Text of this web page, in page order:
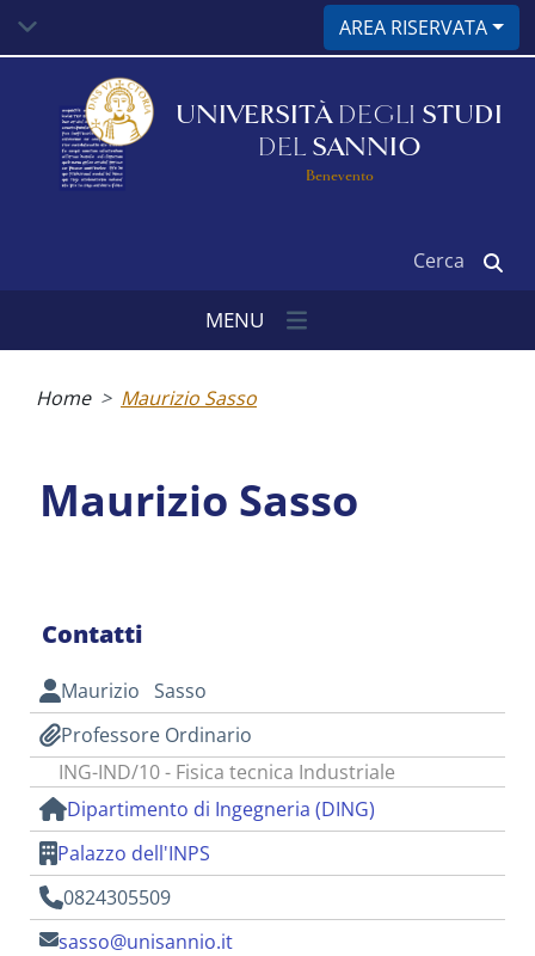
contenuto
AREA RISERVATA
UNIVERSITÀ DEGLI STUDI
DEL SANNIO
Benevento
MENU
Home Maurizio Sasso
Maurizio Sasso
Contatti
Maurizio Sasso
Professore Ordinario
ING-IND/10 - Fisica tecnica Industriale
Dipartimento di Ingegneria (DING)
Palazzo dell'INPS
0824305509
sasso@unisannio.it